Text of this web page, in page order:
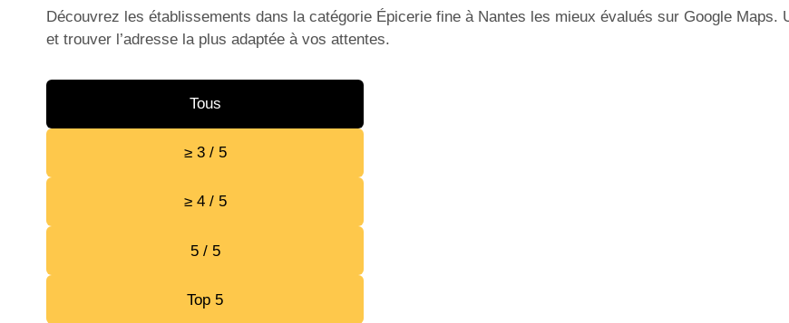
Découvrez les établissements dans la catégorie Épicerie fine à Nantes les mieux évalués sur Google
et trouver l’adresse la plus adaptée à vos attentes.
Tous
≥ 3 / 5
≥ 4 / 5
5 / 5
Top 5